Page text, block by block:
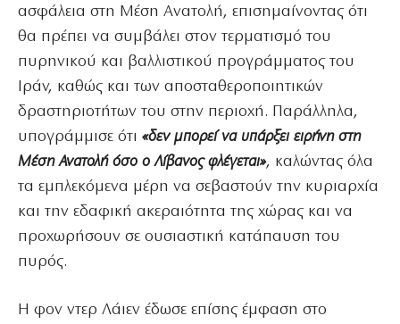
ασφάλεια στη Μέση Ανατολή, επισημαίνοντας ότι
θα πρέπει να συμβάλει στον τερματισμό του
πυρηνικού και βαλλιστικού προγράμματος του
Ιράν, καθώς και των αποσταθεροποιητικών
δραστηριοτήτων του στην περιοχή. Παράλληλα,
υπογράμμισε ότι «δεν μπορεί να υπάρξει ειρήνη στη
Μέση Ανατολή όσο ο Λίβανος φλέγεται», καλώντας όλα
τα εμπλεκόμενα μέρη να σεβαστούν την κυριαρχία
και την εδαφική ακεραιότητα της χώρας και να
προχωρήσουν σε ουσιαστική κατάπαυση του
πυρός.
Η φον ντερ Λάιεν έδωσε επίσης έμφαση στο